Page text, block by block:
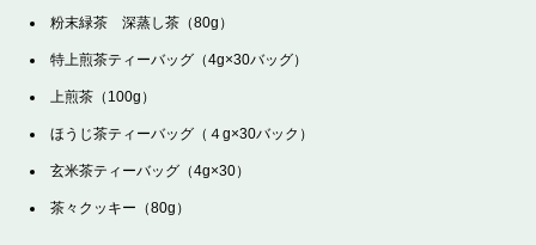
粉末緑茶 深蒸し茶（80g）
特上煎茶ティーバッグ（4g×30バッグ）
上煎茶（100g）
ほうじ茶ティーバッグ（４g×30バック）
玄米茶ティーバッグ（4g×30）
茶々クッキー（80g）